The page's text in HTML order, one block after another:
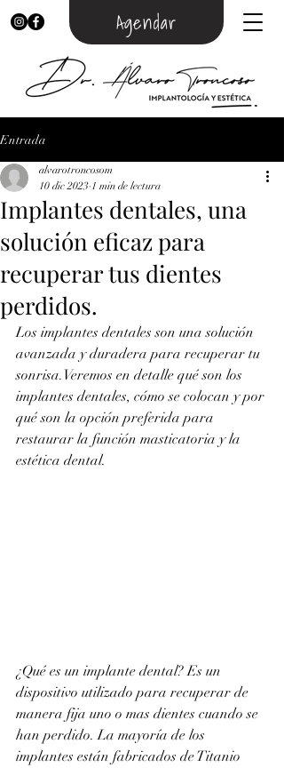
Agendar
Entrada
Implantes dentales, una
solución eficaz para
recuperar tus dientes
perdidos.
alvarotroncosom
10 dic 2023 1 min de lectura
Los implantes dentales son una solución
avanzada y duradera para recuperar tu
sonrisa.Veremos en detalle qué son los
implantes dentales, cómo se colocan y por
qué son la opción preferida para
restaurar la función masticatoria y la
estética dental.
¿Qué es un implante dental? Es un
dispositivo utilizado para recuperar de
manera fija uno o mas dientes cuando se
han perdido. La mayoría de los
implantes están fabricados de Titanio